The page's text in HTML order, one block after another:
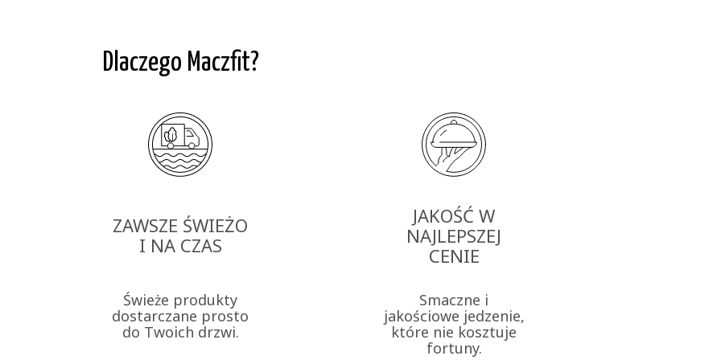
Dlaczego Maczfit?
ZAWSZE ŚWIEŻO
I NA CZAS
Świeże produkty
dostarczane prosto
do Twoich drzwi.
JAKOŚĆ W
NAJLEPSZEJ
CENIE
Smaczne i
jakościowe jedzenie,
które nie kosztuje
fortuny.